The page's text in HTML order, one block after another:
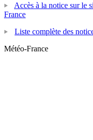
Accès à la notice sur le
France
Liste complète des
Météo-France